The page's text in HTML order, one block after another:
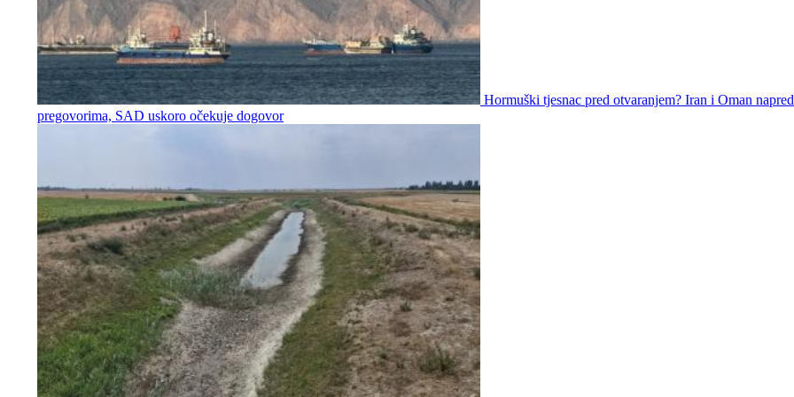
Hormuški tjesnac pred otvaranjem? Iran i Oman
pregovorima, SAD uskoro očekuje dogovor